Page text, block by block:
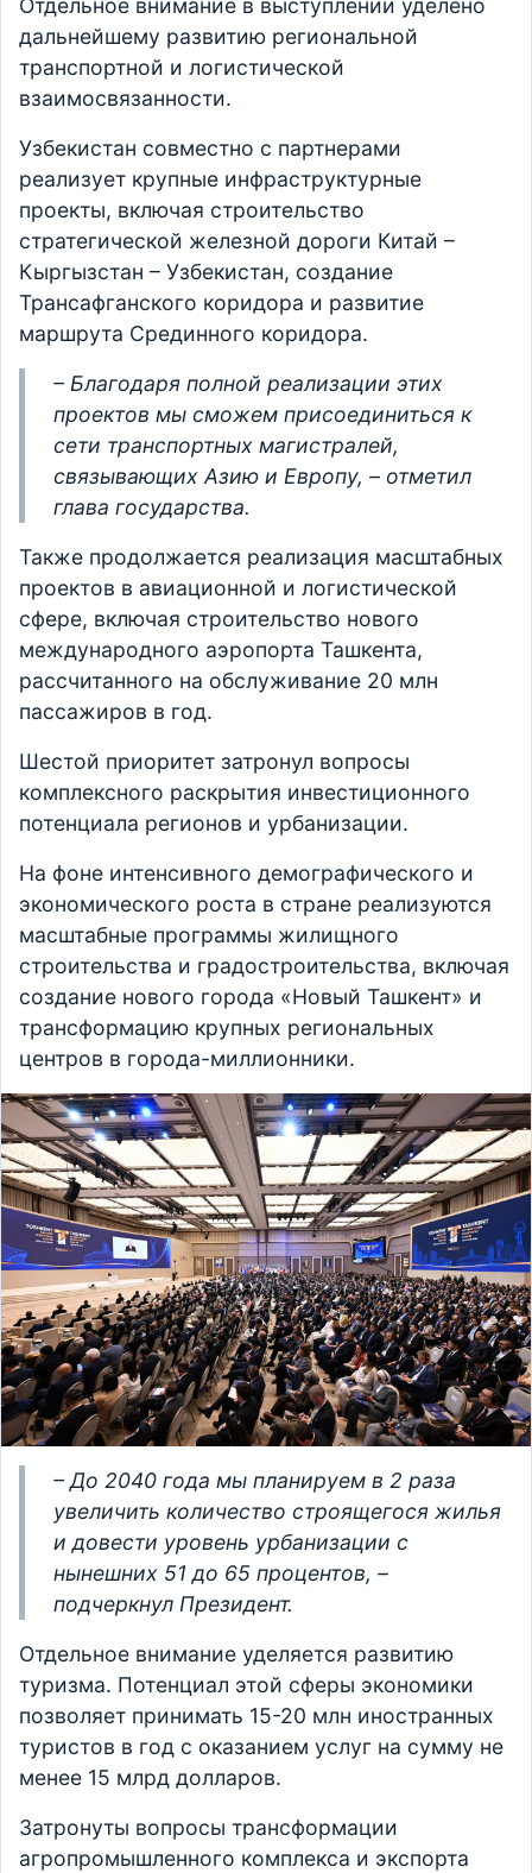
Отдельное внимание в выступлении уделено
дальнейшему развитию региональной
транспортной и логистической
взаимосвязанности.
Узбекистан совместно с партнерами
реализует крупные инфраструктурные
проекты, включая строительство
стратегической железной дороги Китай –
Кыргызстан – Узбекистан, создание
Трансафганского коридора и развитие
маршрута Срединного коридора.
– Благодаря полной реализации этих
проектов мы сможем присоединиться к
сети транспортных магистралей,
связывающих Азию и Европу, – отметил
глава государства.
Также продолжается реализация масштабных
проектов в авиационной и логистической
сфере, включая строительство нового
международного аэропорта Ташкента,
рассчитанного на обслуживание 20 млн
пассажиров в год.
Шестой приоритет затронул вопросы
комплексного раскрытия инвестиционного
потенциала регионов и урбанизации.
На фоне интенсивного демографического и
экономического роста в стране реализуются
масштабные программы жилищного
строительства и градостроительства, включая
создание нового города «Новый Ташкент» и
трансформацию крупных региональных
центров в города-миллионники.
– До 2040 года мы планируем в 2 раза
увеличить количество строящегося жилья
и довести уровень урбанизации с
нынешних 51 до 65 процентов, –
подчеркнул Президент.
Отдельное внимание уделяется развитию
туризма. Потенциал этой сферы экономики
позволяет принимать 15-20 млн иностранных
туристов в год с оказанием услуг на сумму не
менее 15 млрд долларов.
Затронуты вопросы трансформации
агропромышленного комплекса и экспорта